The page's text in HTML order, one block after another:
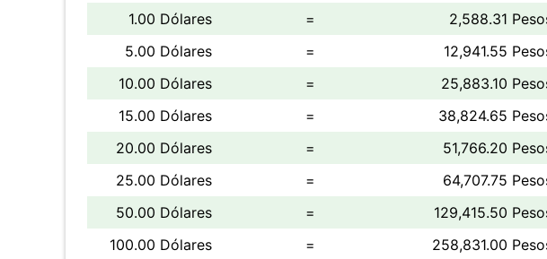
1.00 Dólares =
2,588.31
5.00 Dólares
=
12,941.55
10.00 Dólares
=
25,883.10
15.00 Dólares
=
38,824.65
20.00 Dólares
=
51,766.20
25.00 Dólares
=
64,707.75
50.00 Dólares
=
129,415.50
100.00 Dólares
=
258,831.00